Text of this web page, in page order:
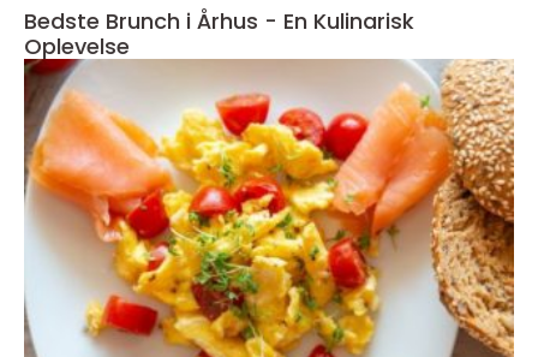
Bedste Brunch i Århus - En Kulinarisk
Oplevelse